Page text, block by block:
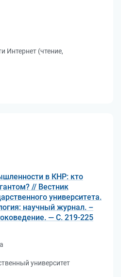
Интернет (чтение,
в КНР: кто
// Вестник
университета.
научный журнал. –
— C. 219-225
университет